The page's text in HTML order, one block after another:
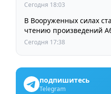
Сегодня 18:03
В Вооруженных силах
чтению произведений
Сегодня 17:38
подпишитесь
Telegram